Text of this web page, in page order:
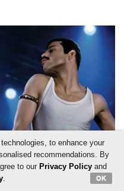
to enhance your
recommendations. By
to our Privacy Policyand
. OK